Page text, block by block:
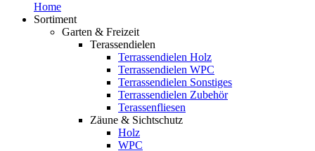
Home
Sortiment
Garten & Freizeit
Terassendielen
Terrassendielen Holz
Terrassendielen WPC
Terrassendielen Sonstiges
Terrassendielen Zubehör
Terassenfliesen
Zäune & Sichtschutz
Holz
WPC